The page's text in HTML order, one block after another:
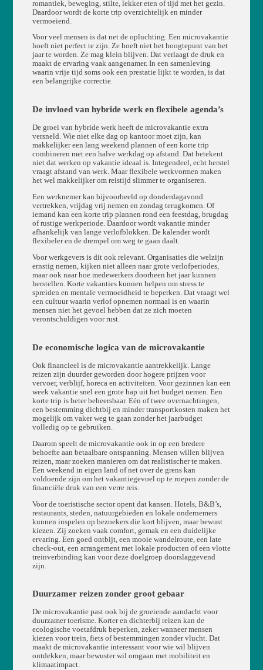
romantiek, beweging, stilte, lekker eten of tijd met het gezin.
Daardoor wordt de korte trip overzichtelijk en minder
vermoeiend.
Voor veel mensen is dat net de opluchting. Een microvakantie
hoeft niet perfect te zijn. Ze hoeft niet het hoogtepunt van het
jaar te worden. Ze mag klein blijven. Dat verlaagt de druk en
maakt de ervaring vaak aangenamer. In een samenleving
waarin vrije tijd soms ook een prestatie lijkt te worden, is dat
een belangrijke correctie.
De invloed van hybride werk en flexibele agenda’s
De groei van hybride werk heeft de microvakantie extra
versneld. Wie niet elke dag op kantoor moet zijn, kan
makkelijker een lang weekend plannen of een korte trip
combineren met een halve werkdag op afstand. Dat betekent
niet dat werken op vakantie ideaal is. Integendeel, echt herstel
vraagt afstand van werk. Maar flexibele werkvormen maken
het wel makkelijker om reistijd slimmer te organiseren.
Een werknemer kan bijvoorbeeld op donderdagavond
vertrekken, vrijdag vrij nemen en zondag terugkomen. Of
iemand kan een korte trip plannen rond een feestdag, brugdag
of rustige werkperiode. Daardoor wordt vakantie minder
afhankelijk van lange verlofblokken. De kalender wordt
flexibeler en de drempel om weg te gaan daalt.
Voor werkgevers is dit ook relevant. Organisaties die welzijn
ernstig nemen, kijken niet alleen naar grote verlofperiodes,
maar ook naar hoe medewerkers doorheen het jaar kunnen
herstellen. Korte vakanties kunnen helpen om stress te
spreiden en mentale vermoeidheid te beperken. Dat vraagt wel
een cultuur waarin verlof opnemen normaal is en waarin
mensen niet het gevoel hebben dat ze zich moeten
verontschuldigen voor rust.
De economische logica van de microvakantie
Ook financieel is de microvakantie aantrekkelijk. Lange
reizen zijn duurder geworden door hogere prijzen voor
vervoer, verblijf, horeca en activiteiten. Voor gezinnen kan een
week vakantie snel een grote hap uit het budget nemen. Een
korte trip is beter beheersbaar. Eén of twee overnachtingen,
een bestemming dichtbij en minder transportkosten maken het
mogelijk om vaker weg te gaan zonder het jaarbudget
volledig op te gebruiken.
Daarom speelt de microvakantie ook in op een bredere
behoefte aan betaalbare ontspanning. Mensen willen blijven
reizen, maar zoeken manieren om dat realistischer te maken.
Een weekend in eigen land of net over de grens kan
voldoende zijn om het vakantiegevoel op te roepen zonder de
financiële druk van een verre reis.
Voor de toeristische sector opent dat kansen. Hotels, B&B’s,
restaurants, steden, natuurgebieden en lokale ondernemers
kunnen inspelen op bezoekers die kort blijven, maar bewust
kiezen. Zij zoeken vaak comfort, gemak en een duidelijke
ervaring. Een goed ontbijt, een mooie wandelroute, een late
check-out, een arrangement met lokale producten of een vlotte
treinverbinding kan voor deze doelgroep doorslaggevend
zijn.
Duurzamer reizen zonder groot gebaar
De microvakantie past ook bij de groeiende aandacht voor
duurzamer toerisme. Korter en dichterbij reizen kan de
ecologische voetafdruk beperken, zeker wanneer mensen
kiezen voor trein, fiets of bestemmingen zonder vlucht. Dat
maakt de microvakantie interessant voor wie wil blijven
ontdekken, maar bewuster wil omgaan met mobiliteit en
klimaatimpact.